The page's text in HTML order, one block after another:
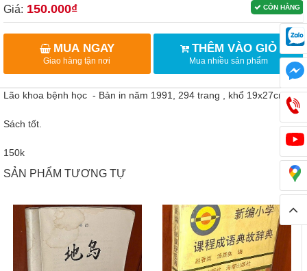
CÒN HÀNG
Giá: 150.000₫
MUA NGAY
Giao hàng tận nơi
THÊM VÀO GIỎ
Mua nhiều sản phẩm
Lão khoa bệnh học - Bản in năm 1991, 294 trang , khổ 19x27cm .
Sách tốt.
150k
SẢN PHẨM TƯƠNG TỰ